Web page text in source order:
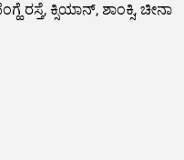
ರಸ್ತೆ, ಕ್ಸಿಯಾನ್, ಶಾಂಕ್ಸಿ, ಚೀನಾ